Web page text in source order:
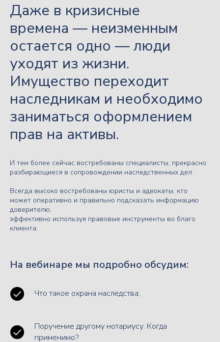
Даже в кризисные
времена — неизменным
остается одно — люди
уходят из жизни.
Имущество переходит
наследникам и необходимо
заниматься оформлением
прав на активы.
И тем более сейчас востребованы специалисты, прекрасно
разбирающиеся в сопровождении наследственных дел.
Всегда высоко востребованы юристы и адвокаты, кто
может оперативно и правильно подсказать информацию
доверителю,
эффективно используя правовые инструменты во благо
клиента.
На вебинаре мы подробно обсудим:
Что такое охрана наследства;
Поручение другому нотариусу. Когда
применимо?